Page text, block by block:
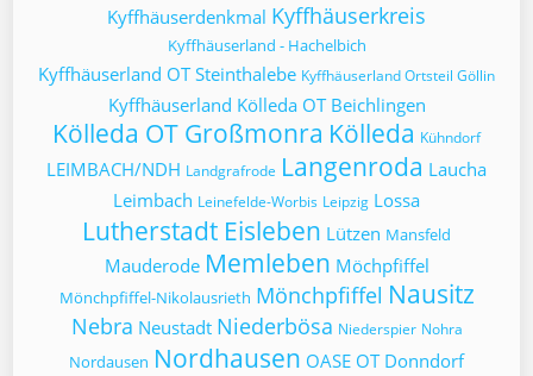
Kyffhäuserdenkmal Kyffhäuserkreis
Kyffhäuserland - Hachelbich
Kyffhäuserland OT Steinthalebe Kyffhäuserland Ortsteil Göllin
Kyffhäuserland Kölleda OT Beichlingen
Kölleda OT Großmonra Kölleda Kühndorf
LEIMBACH/NDH Landgrafrode Langenroda Laucha
Leimbach Leinefelde-Worbis Leipzig Lossa
Lutherstadt Eisleben Lützen Mansfeld
Mauderode Memleben Möchpfiffel
Mönchpfiffel-Nikolausrieth Mönchpfiffel Nausitz
Nebra Neustadt Niederbösa Niederspier Nohra
Nordausen Nordhausen OASE OT Donndorf